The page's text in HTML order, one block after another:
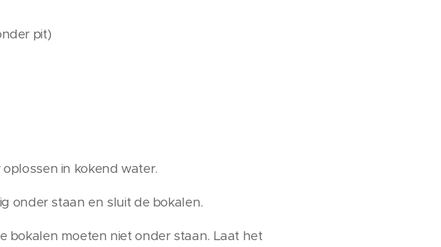
pit)
in kokend water.
onder staan en sluit de bokalen.
bokalen moeten niet onder staan. Laat het